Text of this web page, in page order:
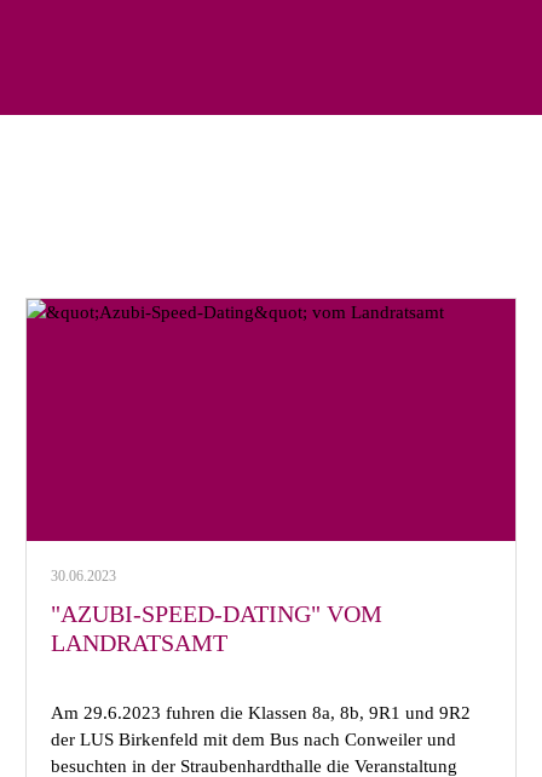
30.06.2023
"AZUBI-SPEED-DATING" VOM
LANDRATSAMT
Am 29.6.2023 fuhren die Klassen 8a, 8b, 9R1 und 9R2
der LUS Birkenfeld mit dem Bus nach Conweiler und
besuchten in der Straubenhardthalle die Veranstaltung